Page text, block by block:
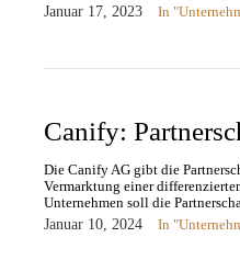
Januar 17, 2023
In
Canify:
Die Canify AG gibt die
Vermarktung einer
Unternehmen soll die
Januar 10, 2024
In